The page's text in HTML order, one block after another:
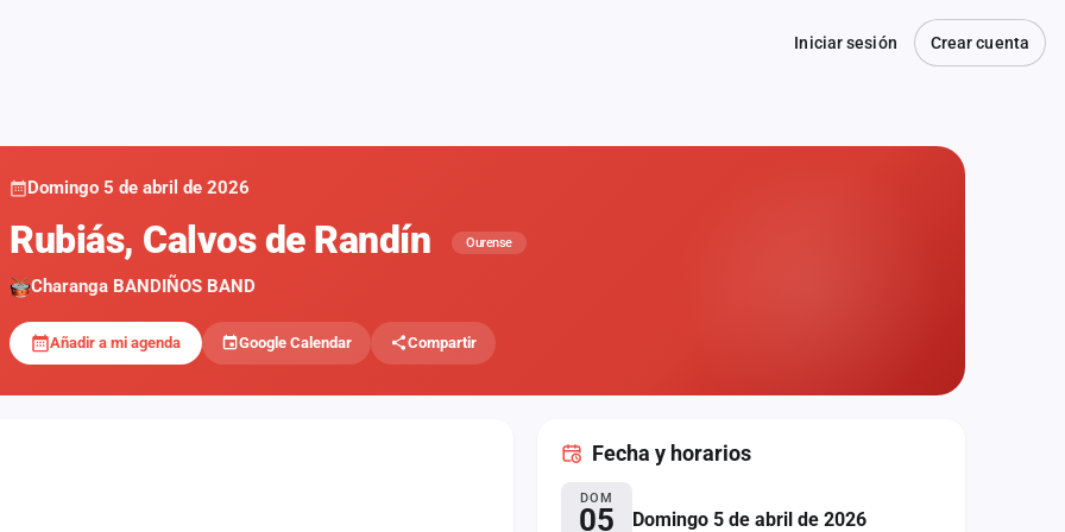
Iniciar sesión Crear cuenta
Domingo 5 de abril de 2026
Rubiás, Calvos de Randín Ourense
Charanga BANDIÑOS BAND
Añadir a mi agenda Google Calendar Compartir
Fecha y horarios
DOM
05 Domingo 5 de abril de 2026